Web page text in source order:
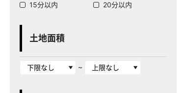
15分以内
20分以内
土地面積
~